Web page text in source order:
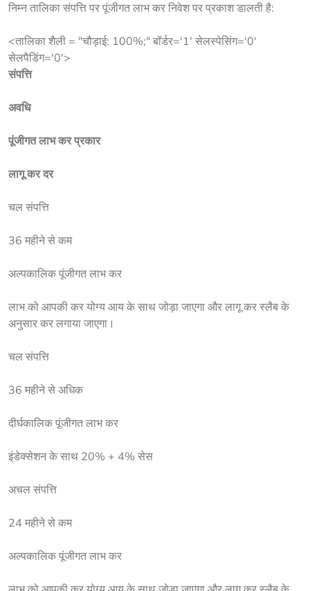
निम्न तालिका संपत्ति पर पूंजीगत लाभ कर निवेश पर प्रकाश डालती है:
<तालिका शैली = "चौड़ाई: 100%;" बॉर्डर='1' सेलस्पेसिंग='0'
सेलपैडिंग='0'>
संपत्ति
अवधि
पूंजीगत लाभ कर प्रकार
लागू कर दर
चल संपत्ति
36 महीने से कम
अल्पकालिक पूंजीगत लाभ कर
लाभ को आपकी कर योग्य आय के साथ जोड़ा जाएगा और लागू कर स्लैब के
अनुसार कर लगाया जाएगा।
चल संपत्ति
36 महीने से अधिक
दीर्घकालिक पूंजीगत लाभ कर
इंडेक्सेशन के साथ 20% + 4% सेस
अचल संपत्ति
24 महीने से कम
अल्पकालिक पूंजीगत लाभ कर